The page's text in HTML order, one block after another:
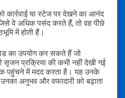
कार्रवाई या स्टेज पर देखने का आनंद
वे अधिक पसंद करते हैं, तो वह पीछे
में होती हैं।
का उपयोग कर सकते हैं जो
प्रक्रिया की कभी नहीं देखी गई
पहुंचने में मदद करता है। यह उनके
अनुभव और वफादारी को बढ़ाता